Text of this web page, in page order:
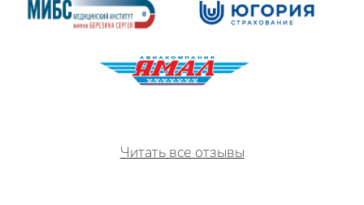
Читать все отзывы